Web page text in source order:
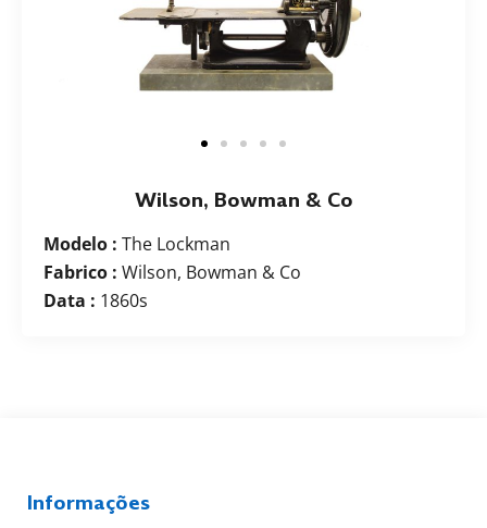
Wilson, Bowman & Co
Modelo : The Lockman
Fabrico : Wilson, Bowman & Co
Data : 1860s
Informações